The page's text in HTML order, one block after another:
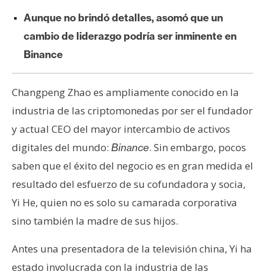
m
I
A
A
n
á
l
s
i
s
N
Aunque no brindó detalles, asomó que un
cambio de liderazgo podría ser inminente en
Binance
Changpeng Zhao es ampliamente conocido en la
industria de las criptomonedas por ser el fundador
y actual CEO del mayor intercambio de activos
digitales del mundo: Binance. Sin embargo, pocos
saben que el éxito del negocio es en gran medida el
resultado del esfuerzo de su cofundadora y socia,
Yi He, quien no es solo su camarada corporativa
sino también la madre de sus hijos.
Antes una presentadora de la televisión china, Yi ha
estado involucrada con la industria de las